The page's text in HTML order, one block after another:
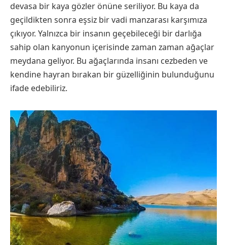
devasa bir kaya gözler önüne seriliyor. Bu kaya da
geçildikten sonra eşsiz bir vadi manzarası karşımıza
çıkıyor. Yalnızca bir insanın geçebileceği bir darlığa
sahip olan kanyonun içerisinde zaman zaman ağaçlar
meydana geliyor. Bu ağaçlarında insanı cezbeden ve
kendine hayran bırakan bir güzelliğinin bulunduğunu
ifade edebiliriz.